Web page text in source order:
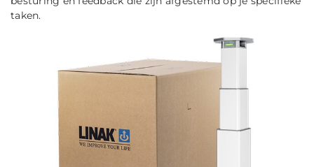
taken.